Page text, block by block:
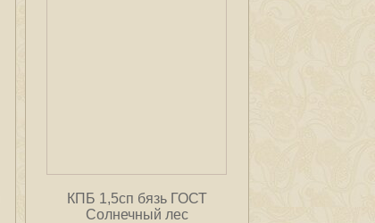
КПБ 1,5сп бязь ГОСТ
Солнечный лес